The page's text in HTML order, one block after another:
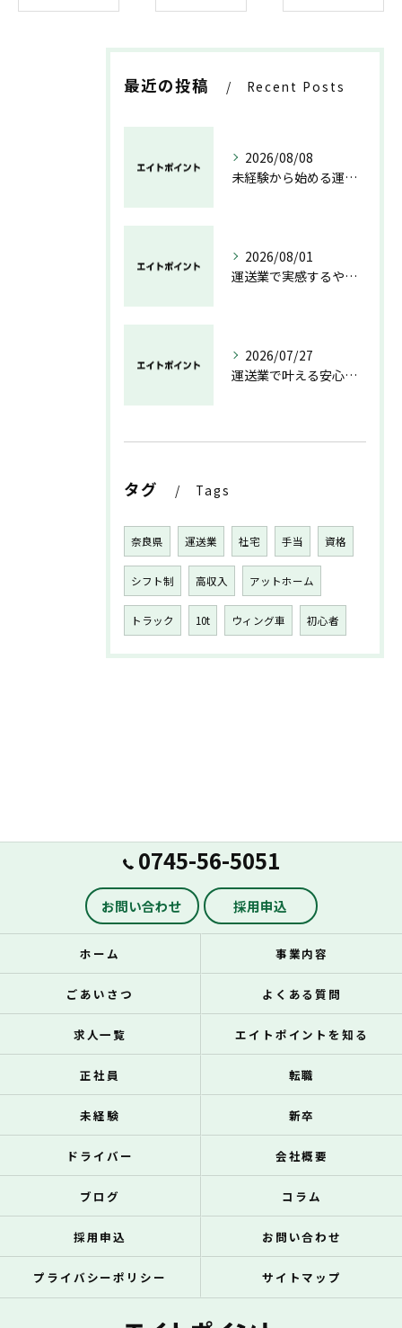
最近の投稿 Recent Posts
2026/08/08
未経験から始める運送業の安心と成長の道
2026/08/01
運送業で実感するやりがいと成長の魅力
2026/07/27
運送業で叶える安心と成長のキャリア
タグ Tags
奈良県 運送業 社宅 手当 資格
シフト制 高収入 アットホーム
トラック 10t ウィング車 初心者
0745-56-5051
お問い合わせ 採用申込
ホーム 事業内容
ごあいさつ よくある質問
求人一覧 エイトポイントを知る
正社員 転職
未経験 新卒
ドライバー 会社概要
ブログ コラム
採用申込 お問い合わせ
プライバシーポリシー サイトマップ